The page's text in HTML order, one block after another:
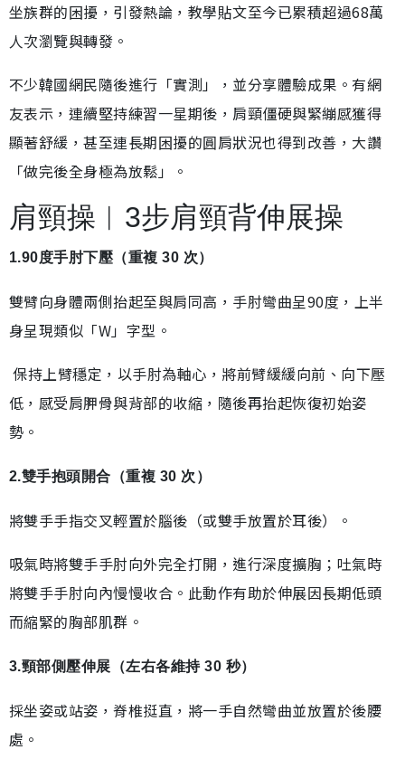
坐族群的困擾，引發熱論，教學貼文至今已累積超過68萬
人次瀏覽與轉發。
不少韓國網民隨後進行「實測」，並分享體驗成果。有網
友表示，連續堅持練習一星期後，肩頸僵硬與緊繃感獲得
顯著舒緩，甚至連長期困擾的圓肩狀況也得到改善，大讚
「做完後全身極為放鬆」。
肩頸操︱3步肩頸背伸展操
1.90度手肘下壓（重複 30 次）
雙臂向身體兩側抬起至與肩同高，手肘彎曲呈90度，上半
身呈現類似「W」字型。
保持上臂穩定，以手肘為軸心，將前臂緩緩向前、向下壓
低，感受肩胛骨與背部的收縮，隨後再抬起恢復初始姿
勢。
2.雙手抱頭開合（重複 30 次）
將雙手手指交叉輕置於腦後（或雙手放置於耳後）。
吸氣時將雙手手肘向外完全打開，進行深度擴胸；吐氣時
將雙手手肘向內慢慢收合。此動作有助於伸展因長期低頭
而縮緊的胸部肌群。
3.頸部側壓伸展（左右各維持 30 秒）
採坐姿或站姿，脊椎挺直，將一手自然彎曲並放置於後腰
處。